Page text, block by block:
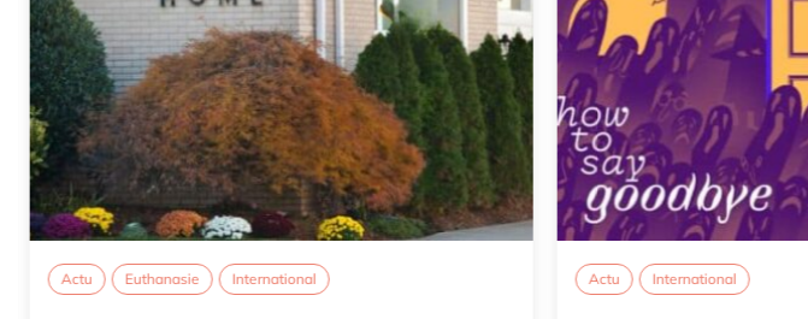
Actu Euthanasie International Actu International